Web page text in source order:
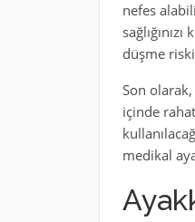
nefes
düşme
Son olarak,
içinde
medikal